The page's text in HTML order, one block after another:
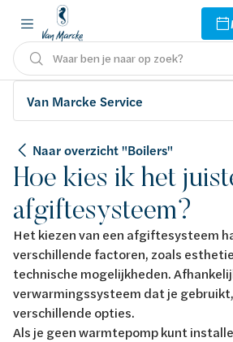
Waar ben je naar op zoek?
Van Marcke Service
Naar overzicht "Boilers"
Hoe kies ik het
afgiftesysteem?
Het kiezen van een afgiftesysteem
verschillende factoren, zoals
technische mogelijkheden.
verwarmingssysteem dat je
verschillende opties.
Als je geen warmtepomp kunt